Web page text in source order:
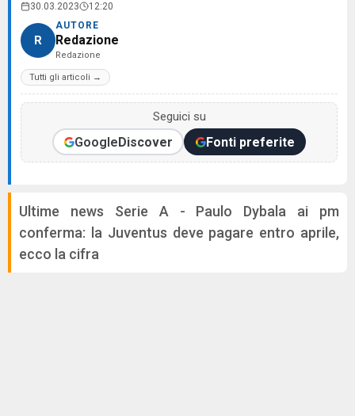
30.03.2023 12:20
R
AUTORE
Redazione
Redazione
Tutti gli articoli →
Seguici su
GoogleDiscover Fonti preferite
Ultime news Serie A - Paulo Dybala ai pm
conferma: la Juventus deve pagare entro aprile,
ecco la cifra